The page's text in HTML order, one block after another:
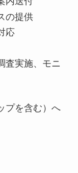
の提供
応
査実施、モニ
プを含む）へ